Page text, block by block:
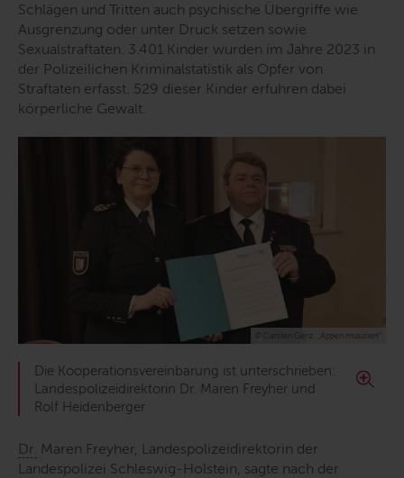
Schlägen und Tritten auch psychische Übergriffe wie
Ausgrenzung oder unter Druck setzen sowie
Sexualstraftaten. 3.401 Kinder wurden im Jahre 2023 in
der Polizeilichen Kriminalstatistik als Opfer von
Straftaten erfasst. 529 dieser Kinder erfuhren dabei
körperliche Gewalt.
© Carsten Genz, „Appen musiziert“
Die Kooperationsvereinbarung ist unterschrieben:
Landespolizeidirektorin Dr. Maren Freyher und
Rolf Heidenberger
Dr. Maren Freyher, Landespolizeidirektorin der
Landespolizei Schleswig-Holstein, sagte nach der